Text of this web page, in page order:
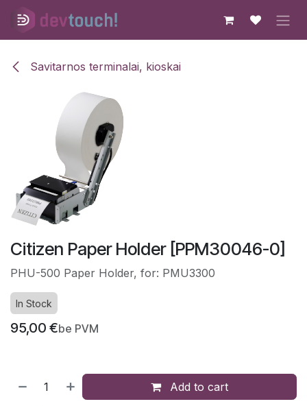
Skip to Content
Savitarnos terminalai, kioskai
Citizen Paper Holder [PPM30046-0]
PHU-500 Paper Holder, for: PMU3300
In Stock
95,00 €be PVM
Add to cart